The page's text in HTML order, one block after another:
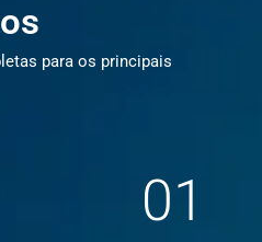
para os principais
01